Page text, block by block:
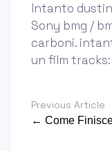
Intanto
Sony bmg /
carboni.
un film tracks:
Previous Article
← Come